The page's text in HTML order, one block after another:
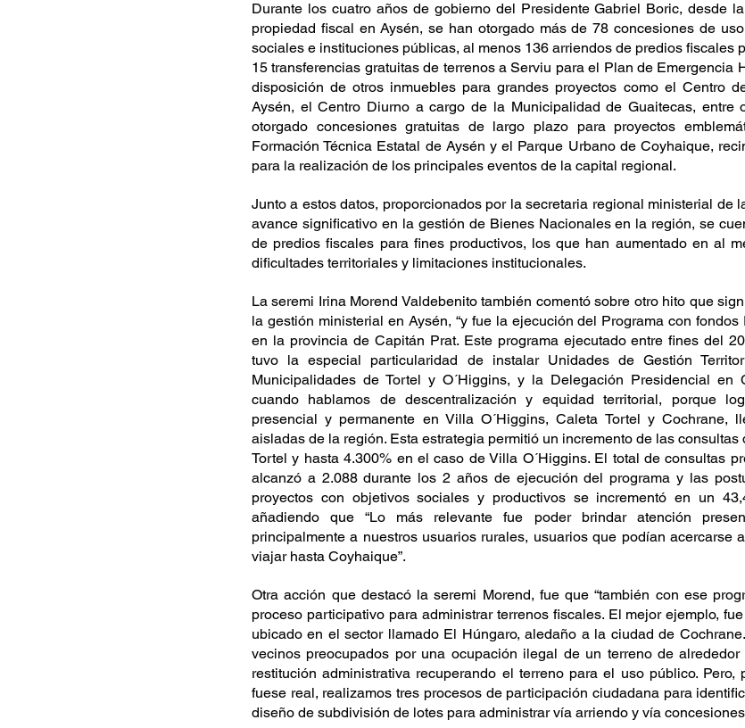
Durante los cuatro años de gobierno del Presidente Gabriel Boric, desde
propiedad fiscal en Aysén, se han otorgado más de 78 concesiones de
sociales e instituciones públicas, al menos 136 arriendos de predios fiscales
15 transferencias gratuitas de terrenos a Serviu para el Plan de Emergencia
disposición de otros inmuebles para grandes proyectos como el Centro
Aysén, el Centro Diurno a cargo de la Municipalidad de Guaitecas, entre
otorgado concesiones gratuitas de largo plazo para proyectos
Formación Técnica Estatal de Aysén y el Parque Urbano de Coyhaique,
para la realización de los principales eventos de la capital regional.
Junto a estos datos, proporcionados por la secretaria regional ministerial de
avance significativo en la gestión de Bienes Nacionales en la región, se
de predios fiscales para fines productivos, los que han aumentado en al
dificultades territoriales y limitaciones institucionales.
La seremi Irina Morend Valdebenito también comentó sobre otro hito que
la gestión ministerial en Aysén, “y fue la ejecución del Programa con
en la provincia de Capitán Prat. Este programa ejecutado entre fines del
tuvo la especial particularidad de instalar Unidades de Gestión
Municipalidades de Tortel y O´Higgins, y la Delegación Presidencial en
cuando hablamos de descentralización y equidad territorial, porque
presencial y permanente en Villa O´Higgins, Caleta Tortel y Cochrane,
aisladas de la región. Esta estrategia permitió un incremento de las consultas
Tortel y hasta 4.300% en el caso de Villa O´Higgins. El total de consultas
alcanzó a 2.088 durante los 2 años de ejecución del programa y las
proyectos con objetivos sociales y productivos se incrementó en un
añadiendo que “Lo más relevante fue poder brindar atención
principalmente a nuestros usuarios rurales, usuarios que podían acercarse
viajar hasta Coyhaique”.
Otra acción que destacó la seremi Morend, fue que “también con ese
proceso participativo para administrar terrenos fiscales. El mejor ejemplo,
ubicado en el sector llamado El Húngaro, aledaño a la ciudad de
vecinos preocupados por una ocupación ilegal de un terreno de
restitución administrativa recuperando el terreno para el uso público.
fuese real, realizamos tres procesos de participación ciudadana para
diseño de subdivisión de lotes para administrar vía arriendo y vía